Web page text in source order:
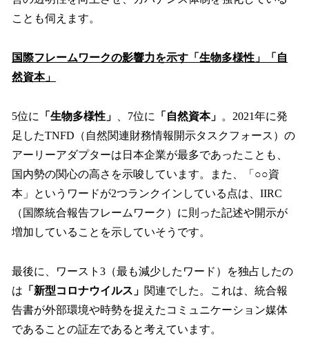
ことも伺えます。
国際フレームワークの影響力を示す「生物多様性」「自
然資本」
5位に 「生物多様性」 、7位に 「自然資本」 。2021年に発
足したTNFD（自然関連財務情報開示タスクフォース）の
アーリーアダプターは日本企業が最多であったことも、
国内勢の関心の高さを示唆しています。また、「○○資
本」というワードが2つランクインしている点は、IIRC
（国際統合報告フレームワーク）に則った記述や開示が
増加していることを示していそうです。
最後に、ワースト3（最も減少したワード）を独占したの
は 「新型コロナウイルス」 関連でした。これは、統合報
告書が外部環境や時勢を捉えたコミュニケーション媒体
であることの証左であると考えています。